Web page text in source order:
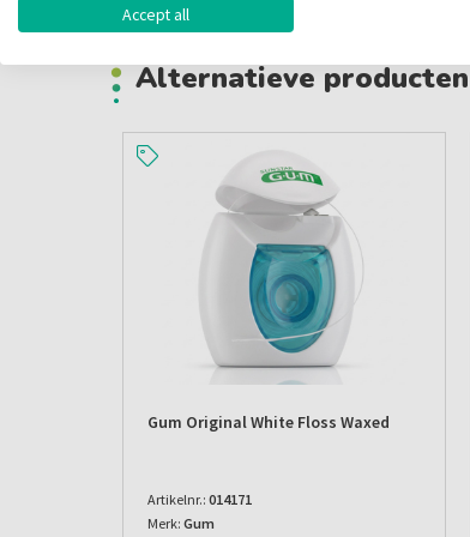
Alternatieve producten
Gum Original White Floss Waxed
Artikelnr.: 014171
Merk: Gum
Accept all